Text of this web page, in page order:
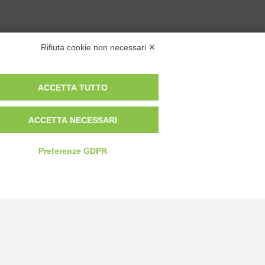
Rifiuta cookie non necessari ✕
ACCETTA TUTTO
ACCETTA NECESSARI
Preferenze GDPR